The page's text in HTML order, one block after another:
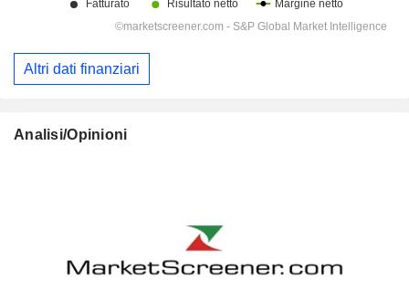
Altri dati finanziari
Analisi/Opinioni